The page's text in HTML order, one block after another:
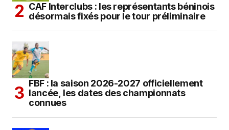
CAF Interclubs : les représentants béninois
désormais fixés pour le tour préliminaire
FBF : la saison 2026-2027 officiellement
lancée, les dates des championnats
connues